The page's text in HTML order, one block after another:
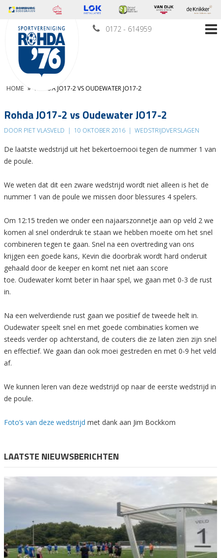
0172 - 614959
HOME » ROHDA JO17-2 VS OUDEWATER JO17-2
Rohda JO17-2 vs Oudewater JO17-2
DOOR PIET VLASVELD | 10 OKTOBER 2016 | WEDSTRIJDVERSLAGEN
De laatste wedstrijd uit het bekertoernooi tegen de nummer 1 van
de poule.
We weten dat dit een zware wedstrijd wordt niet alleen is het de
nummer 1 van de poule we missen door blessures 4 spelers.
Om 12:15 treden we onder een najaarszonnetje aan op veld 2 we
komen al snel onderdruk te staan we hebben moeite om het snel
combineren tegen te gaan. Snel na een overtreding van ons
krijgen een goede kans, Kevin die doorbrak wordt hard onderuit
gehaald door de keeper en komt net niet aan score
toe. Oudewater komt beter in haar spel, we gaan met 0-3 de rust
in.
Na een welverdiende rust gaan we positief de tweede helt in.
Oudewater speelt snel en met goede combinaties komen we
steeds verder op achterstand, de couters die ze laten zien zijn snel
en effectief. We gaan dan ook moei gestreden en met 0-9 het veld
af.
We kunnen leren van deze wedstrijd op naar de eerste wedstrijd in
de poule.
Foto’s van deze wedstrijd met dank aan Jim Bockkom
LAATSTE NIEUWSBERICHTEN